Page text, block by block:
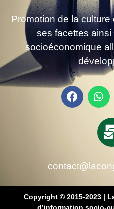
Promotion de la
ses facettes
socioéconomique
Copyright © 2015-2023 |